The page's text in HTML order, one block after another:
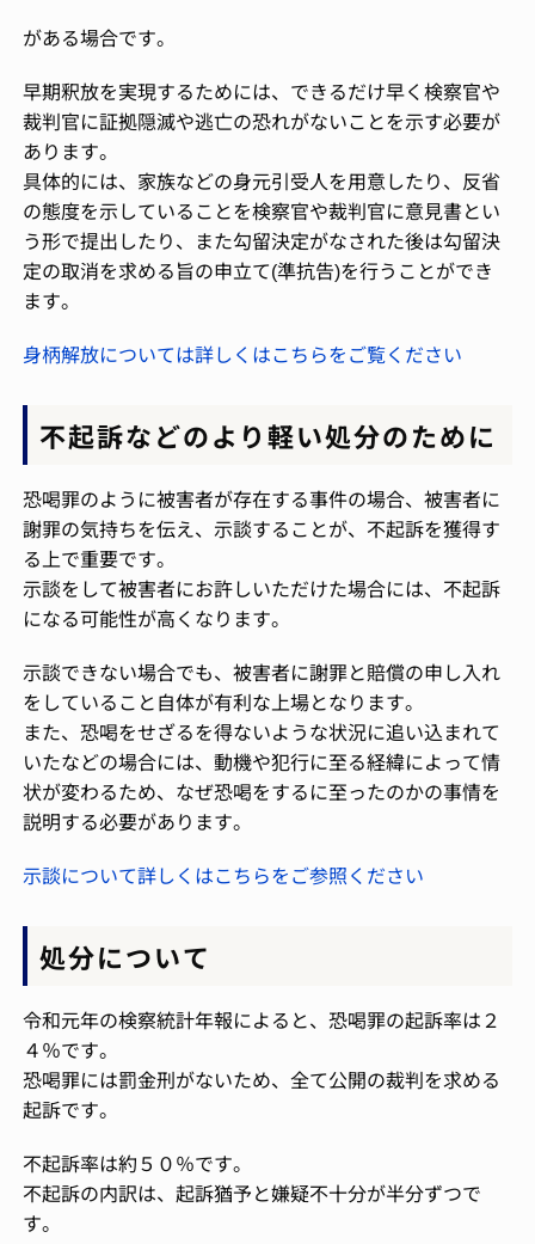
がある場合です。
早期釈放を実現するためには、できるだけ早く検察官や
裁判官に証拠隠滅や逃亡の恐れがないことを示す必要が
あります。
具体的には、家族などの身元引受人を用意したり、反省
の態度を示していることを検察官や裁判官に意見書とい
う形で提出したり、また勾留決定がなされた後は勾留決
定の取消を求める旨の申立て(準抗告)を行うことができ
ます。
身柄解放については詳しくはこちらをご覧ください
不起訴などのより軽い処分のために
恐喝罪のように被害者が存在する事件の場合、被害者に
謝罪の気持ちを伝え、示談することが、不起訴を獲得す
る上で重要です。
示談をして被害者にお許しいただけた場合には、不起訴
になる可能性が高くなります。
示談できない場合でも、被害者に謝罪と賠償の申し入れ
をしていること自体が有利な上場となります。
また、恐喝をせざるを得ないような状況に追い込まれて
いたなどの場合には、動機や犯行に至る経緯によって情
状が変わるため、なぜ恐喝をするに至ったのかの事情を
説明する必要があります。
示談について詳しくはこちらをご参照ください
処分について
令和元年の検察統計年報によると、恐喝罪の起訴率は２
４％です。
恐喝罪には罰金刑がないため、全て公開の裁判を求める
起訴です。
不起訴率は約５０％です。
不起訴の内訳は、起訴猶予と嫌疑不十分が半分ずつで
す。